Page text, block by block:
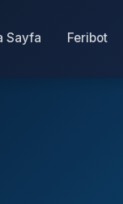
Sayfa Feribot